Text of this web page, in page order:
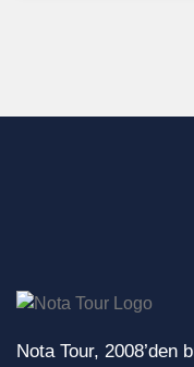
Nota Tour, 2008’den